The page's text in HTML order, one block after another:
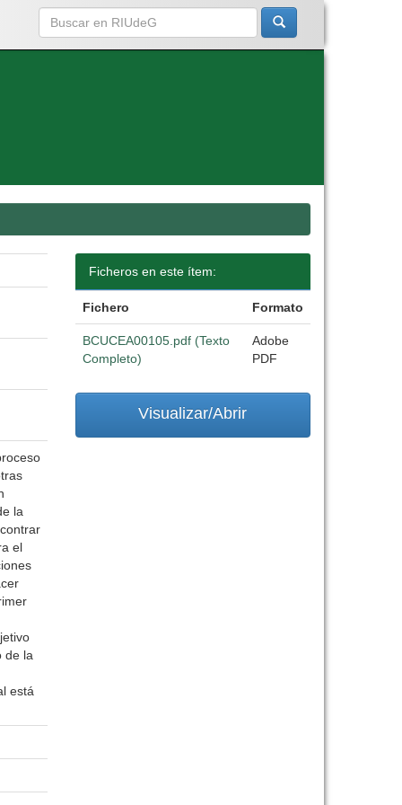
la
el
de la
está
Ficheros en este ítem:
Fichero Formato
BCUCEA00105.pdf (Texto
Completo)
Adobe
PDF
Visualizar/Abrir